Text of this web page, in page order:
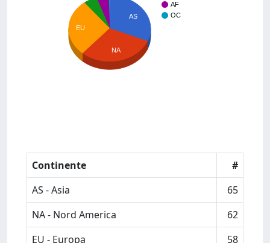
AF
OC
AS
EU
NA
Continente
#
AS - Asia
65
NA - Nord America
62
EU - Europa
58